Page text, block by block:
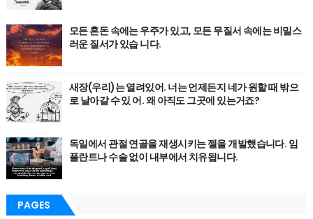
모든 혼돈 속에는 우주가 있고, 모든 무질서 속에는 비밀스
러운 질서가 있습 니다.
새장(우리)는 열려있어. 너는 언제든지 네가 원할 때 밖으
로 날아갈 수 있 어. 왜 아직도 그곳에 있는거죠?
독일에서 관절 연골을 재생시키는 젤을 개발했습니다. 임
플란트나 수술 없이 내부에서 치유됩니다.
PAGES